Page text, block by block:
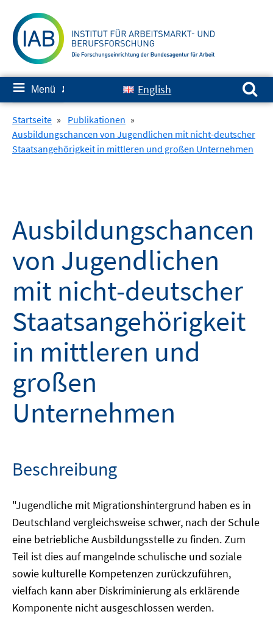
zum
Inhalt
≡ Menü ✘ English
Suchen nach:
Startseite » Publikationen »
Ausbildungschancen von Jugendlichen mit nicht-deutscher
Staatsangehörigkeit in mittleren und großen Unternehmen
Ausbildungschancen
von Jugendlichen
mit nicht-deutscher
Staatsangehörigkeit
in mittleren und
großen
Unternehmen
Beschreibung
"Jugendliche mit Migrationshintergrund haben es in
Deutschland vergleichsweise schwer, nach der Schule
eine betriebliche Ausbildungsstelle zu finden. Zum
Teil ist dies auf mangelnde schulische und soziale
sowie kulturelle Kompetenzen zurückzuführen,
vielfach kann aber Diskriminierung als erklärende
Komponente nicht ausgeschlossen werden.